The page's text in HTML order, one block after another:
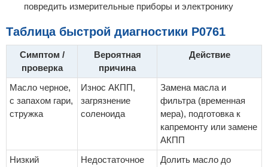
повредить измерительные приборы и электронику
Таблица быстрой диагностики P0761
Симптом /
проверка
Вероятная
причина
Действие
Масло черное,
с запахом гари,
стружка
Износ АКПП,
загрязнение
соленоида
Замена масла и
фильтра (временная
мера), подготовка к
капремонту или замене
АКПП
Низкий
Недостаточное
Долить масло до